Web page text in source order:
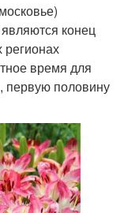
конец
время для
первую половину